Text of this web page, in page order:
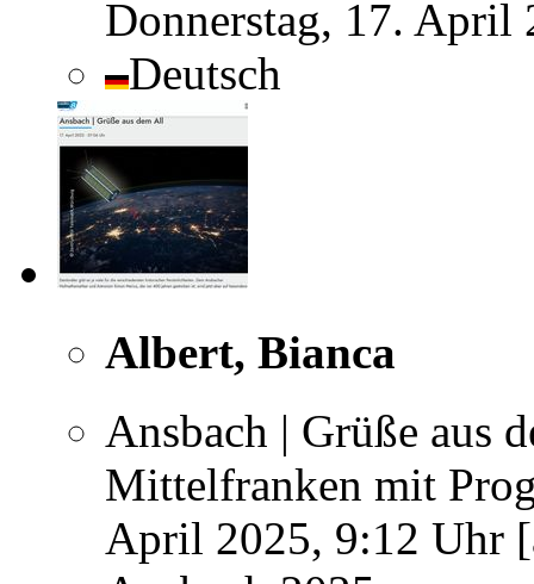
Donnerstag, 17. April
Deutsch
Albert, Bianca
Ansbach | Grüße aus
Mittelfranken mit
April 2025, 9:12 Uhr